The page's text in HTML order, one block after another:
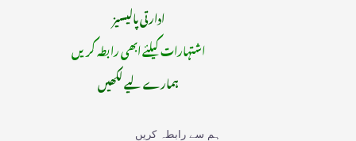
ادارتی پالیسیز
اشتہارات کیلئے ابھی رابطہ کریں
ہمارے لیے لکھیں
ہم سے رابطہ کریں